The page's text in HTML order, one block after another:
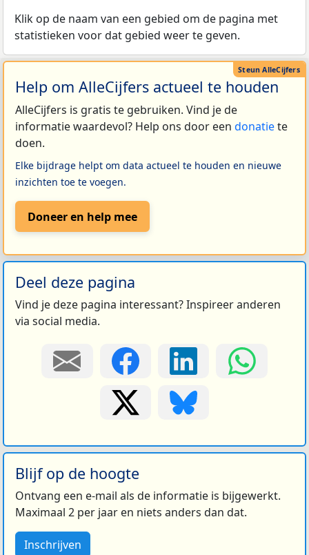
Klik op de naam van een gebied om de pagina met
statistieken voor dat gebied weer te geven.
Help om AlleCijfers actueel te houden
AlleCijfers is gratis te gebruiken. Vind je de
informatie waardevol? Help ons door een donatiete
doen.
Elke bijdrage helpt om data actueel te houden en nieuwe
inzichten toe te voegen.
Doneer en help mee
Deel deze pagina
Vind je deze pagina interessant? Inspireer anderen
via social media.
Blijf op de hoogte
Ontvang een e-mail als de informatie is bijgewerkt.
Maximaal 2 per jaar en niets anders dan dat.
Inschrijven